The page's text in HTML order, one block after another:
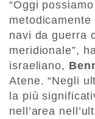
“Oggi
navi da guerra
meridionale”,
israeliano,
Atene.“Negli
la più
nell’area